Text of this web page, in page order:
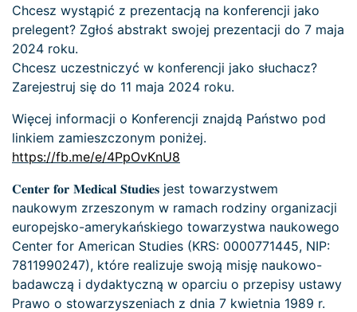
Chcesz wystąpić z prezentacją na konferencji jako
prelegent? Zgłoś abstrakt swojej prezentacji do 7 maja
2024 roku.
Chcesz uczestniczyć w konferencji jako słuchacz?
Zarejestruj się do 11 maja 2024 roku.
Więcej informacji o Konferencji znajdą Państwo pod
linkiem zamieszczonym poniżej.
https://fb.me/e/4PpOvKnU8
𝐂𝐞𝐧𝐭𝐞𝐫 𝐟𝐨𝐫 𝐌𝐞𝐝𝐢𝐜𝐚𝐥 𝐒𝐭𝐮𝐝𝐢𝐞𝐬 jest towarzystwem
naukowym zrzeszonym w ramach rodziny organizacji
europejsko-amerykańskiego towarzystwa naukowego
Center for American Studies (KRS: 0000771445, NIP:
7811990247), które realizuje swoją misję naukowo-
badawczą i dydaktyczną w oparciu o przepisy ustawy
Prawo o stowarzyszeniach z dnia 7 kwietnia 1989 r.